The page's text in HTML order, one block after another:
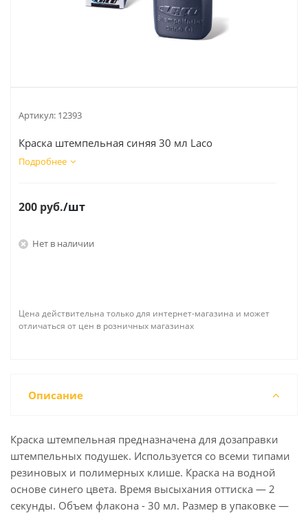
Артикул: 12393
Краска штемпельная синяя 30 мл Laco
Подробнее
200 руб./шт
Нет в наличии
Цена действительна только для интернет-магазина и может
отличаться от цен в розничных магазинах
Описание
Краска штемпельная предназначена для дозаправки
штемпельных подушек. Используется со всеми типами
резиновых и полимерных клише. Краска на водной
основе синего цвета. Время высыхания оттиска — 2
секунды. Объем флакона - 30 мл. Размер в упаковке —